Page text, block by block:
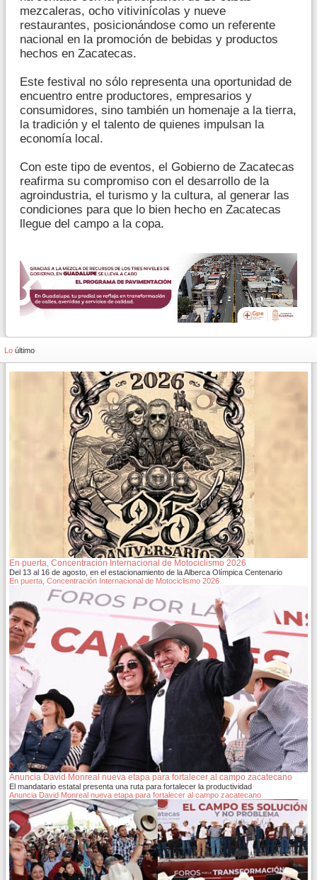
mezcaleras, ocho vitivinícolas y nueve
restaurantes, posicionándose como un referente
nacional en la promoción de bebidas y productos
hechos en Zacatecas.
Este festival no sólo representa una oportunidad de
encuentro entre productores, empresarios y
consumidores, sino también un homenaje a la tierra,
la tradición y el talento de quienes impulsan la
economía local.
Con este tipo de eventos, el Gobierno de Zacatecas
reafirma su compromiso con el desarrollo de la
agroindustria, el turismo y la cultura, al generar las
condiciones para que lo bien hecho en Zacatecas
llegue del campo a la copa.
Lo último
En puerta, Concentración Internacional de Motociclismo 2026
Del 13 al 16 de agosto, en el estacionamiento de la Alberca Olímpica Centenario
En puerta, Concentración Internacional de Motociclismo 2026
Anuncia David Monreal nueva etapa para fortalecer al campo zacatecano
El mandatario estatal presenta una ruta para fortalecer la productividad
Anuncia David Monreal nueva etapa para fortalecer al campo zacatecano